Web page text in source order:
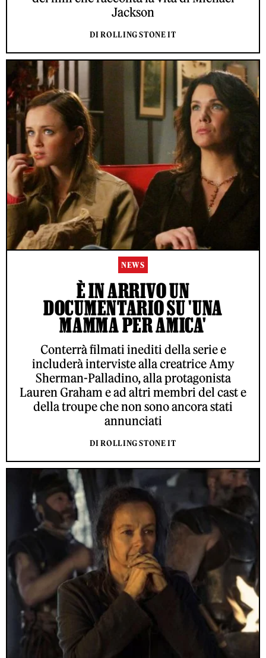
Jackson
DI ROLLING STONE IT
NEWS
È IN ARRIVO UN
DOCUMENTARIO SU 'UNA
MAMMA PER AMICA'
Conterrà filmati inediti della serie e
includerà interviste alla creatrice Amy
Sherman-Palladino, alla protagonista
Lauren Graham e ad altri membri del cast e
della troupe che non sono ancora stati
annunciati
DI ROLLING STONE IT